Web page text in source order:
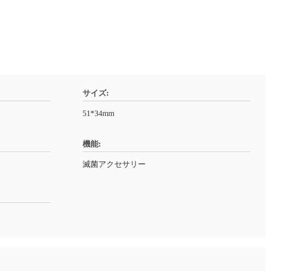
サイズ:
51*34mm
機能:
滅菌アクセサリー